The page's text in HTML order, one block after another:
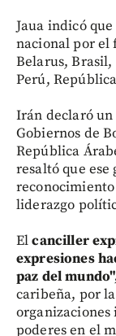
Jaua indicó
nacional por el
Belarus,
Perú,
Irán declaró
Gobiernos de
República
resaltó que
liderazgo
Elcanciller
expresiones
paz del
caribeña, por
poderes en el